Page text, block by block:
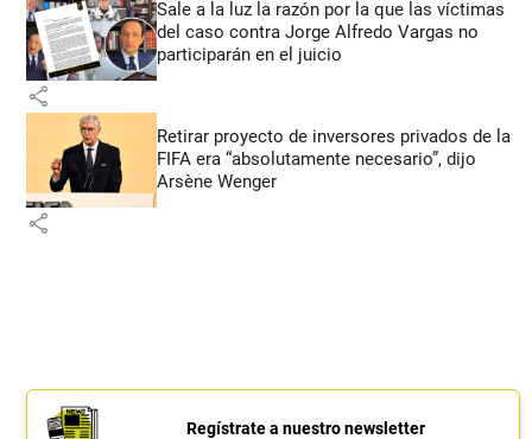
Sale a la luz la razón por la que las víctimas
del caso contra Jorge Alfredo Vargas no
participarán en el juicio
share
Retirar proyecto de inversores privados de la
FIFA era “absolutamente necesario”, dijo
Arsène Wenger
share
Regístrate a nuestro newsletter